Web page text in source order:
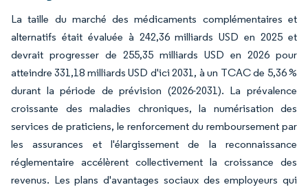
La taille du marché des médicaments complémentaires et
alternatifs était évaluée à 242,36 milliards USD en 2025 et
devrait progresser de 255,35 milliards USD en 2026 pour
atteindre 331,18 milliards USD d'ici 2031, à un TCAC de 5,36 %
durant la période de prévision (2026-2031). La prévalence
croissante des maladies chroniques, la numérisation des
services de praticiens, le renforcement du remboursement par
les assurances et l'élargissement de la reconnaissance
réglementaire accélèrent collectivement la croissance des
revenus. Les plans d'avantages sociaux des employeurs qui